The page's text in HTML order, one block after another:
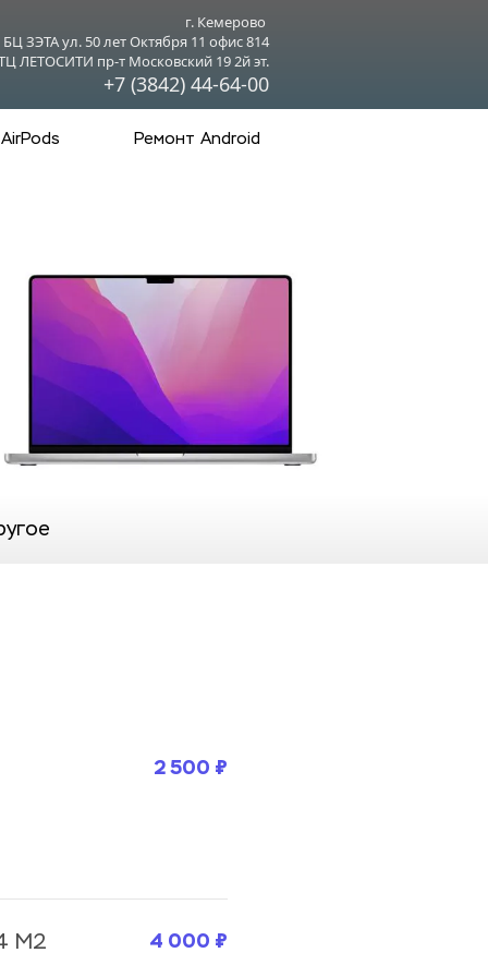
г. Кемерово
БЦ ЗЭТА ул. 50 лет Октября 11 офис 814
ЛЕТОСИТИ пр-т Московский 19 2й эт.
+7 (3842) 44-64-00
Ремонт Android
2 500 ₽
M2 4 000 ₽